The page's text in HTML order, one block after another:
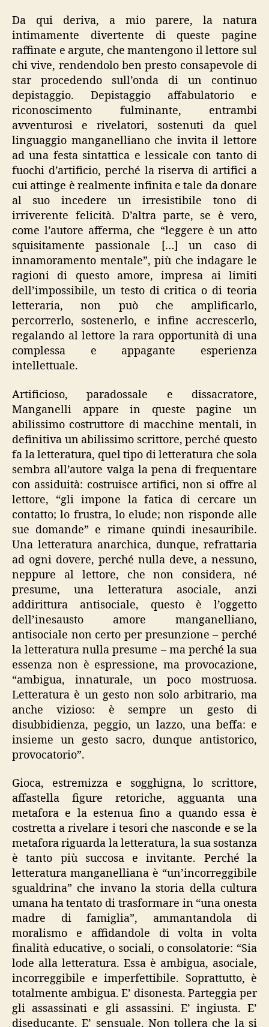
Da qui deriva, a mio parere, la natura
intimamente divertente di queste pagine
raffinate e argute, che mantengono il lettore sul
chi vive, rendendolo ben presto consapevole di
star procedendo sull’onda di un continuo
depistaggio. Depistaggio affabulatorio e
riconoscimento fulminante, entrambi
avventurosi e rivelatori, sostenuti da quel
linguaggio manganelliano che invita il lettore
ad una festa sintattica e lessicale con tanto di
fuochi d’artificio, perché la riserva di artifici a
cui attinge è realmente infinita e tale da donare
al suo incedere un irresistibile tono di
irriverente felicità. D’altra parte, se è vero,
come l’autore afferma, che “leggere è un atto
squisitamente passionale […] un caso di
innamoramento mentale”, più che indagare le
ragioni di questo amore, impresa ai limiti
dell’impossibile, un testo di critica o di teoria
letteraria, non può che amplificarlo,
percorrerlo, sostenerlo, e infine accrescerlo,
regalando al lettore la rara opportunità di una
complessa e appagante esperienza
intellettuale.
Artificioso, paradossale e dissacratore,
Manganelli appare in queste pagine un
abilissimo costruttore di macchine mentali, in
definitiva un abilissimo scrittore, perché questo
fa la letteratura, quel tipo di letteratura che sola
sembra all’autore valga la pena di frequentare
con assiduità: costruisce artifici, non si offre al
lettore, “gli impone la fatica di cercare un
contatto; lo frustra, lo elude; non risponde alle
sue domande” e rimane quindi inesauribile.
Una letteratura anarchica, dunque, refrattaria
ad ogni dovere, perché nulla deve, a nessuno,
neppure al lettore, che non considera, né
presume, una letteratura asociale, anzi
addirittura antisociale, questo è l’oggetto
dell’inesausto amore manganelliano,
antisociale non certo per presunzione – perché
la letteratura nulla presume – ma perché la sua
essenza non è espressione, ma provocazione,
“ambigua, innaturale, un poco mostruosa.
Letteratura è un gesto non solo arbitrario, ma
anche vizioso: è sempre un gesto di
disubbidienza, peggio, un lazzo, una beffa: e
insieme un gesto sacro, dunque antistorico,
provocatorio”.
Gioca, estremizza e sogghigna, lo scrittore,
affastella figure retoriche, agguanta una
metafora e la estenua fino a quando essa è
costretta a rivelare i tesori che nasconde e se la
metafora riguarda la letteratura, la sua sostanza
è tanto più succosa e invitante. Perché la
letteratura manganelliana è “un’incorreggibile
sgualdrina” che invano la storia della cultura
umana ha tentato di trasformare in “una onesta
madre di famiglia”, ammantandola di
moralismo e affidandole di volta in volta
finalità educative, o sociali, o consolatorie: “Sia
lode alla letteratura. Essa è ambigua, asociale,
incorreggibile e imperfettibile. Soprattutto, è
totalmente ambigua. E’ disonesta. Parteggia per
gli assassinati e gli assassini. E’ ingiusta. E’
diseducante. E’ sensuale. Non tollera che la si